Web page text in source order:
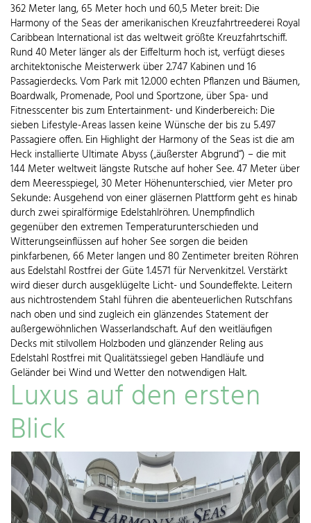
362 Meter lang, 65 Meter hoch und 60,5 Meter breit: Die
Harmony of the Seas der amerikanischen Kreuzfahrtreederei Royal
Caribbean International ist das weltweit größte Kreuzfahrtschiff.
Rund 40 Meter länger als der Eiffelturm hoch ist, verfügt dieses
architektonische Meisterwerk über 2.747 Kabinen und 16
Passagierdecks. Vom Park mit 12.000 echten Pflanzen und Bäumen,
Boardwalk, Promenade, Pool und Sportzone, über Spa- und
Fitnesscenter bis zum Entertainment- und Kinderbereich: Die
sieben Lifestyle-Areas lassen keine Wünsche der bis zu 5.497
Passagiere offen. Ein Highlight der Harmony of the Seas ist die am
Heck installierte Ultimate Abyss („äußerster Abgrund“) – die mit
144 Meter weltweit längste Rutsche auf hoher See. 47 Meter über
dem Meeresspiegel, 30 Meter Höhenunterschied, vier Meter pro
Sekunde: Ausgehend von einer gläsernen Plattform geht es hinab
durch zwei spiralförmige Edelstahlröhren. Unempfindlich
gegenüber den extremen Temperaturunterschieden und
Witterungseinflüssen auf hoher See sorgen die beiden
pinkfarbenen, 66 Meter langen und 80 Zentimeter breiten Röhren
aus Edelstahl Rostfrei der Güte 1.4571 für Nervenkitzel. Verstärkt
wird dieser durch ausgeklügelte Licht- und Soundeffekte. Leitern
aus nichtrostendem Stahl führen die abenteuerlichen Rutschfans
nach oben und sind zugleich ein glänzendes Statement der
außergewöhnlichen Wasserlandschaft. Auf den weitläufigen
Decks mit stilvollem Holzboden und glänzender Reling aus
Edelstahl Rostfrei mit Qualitätssiegel geben Handläufe und
Geländer bei Wind und Wetter den notwendigen Halt.
Luxus auf den ersten
Blick